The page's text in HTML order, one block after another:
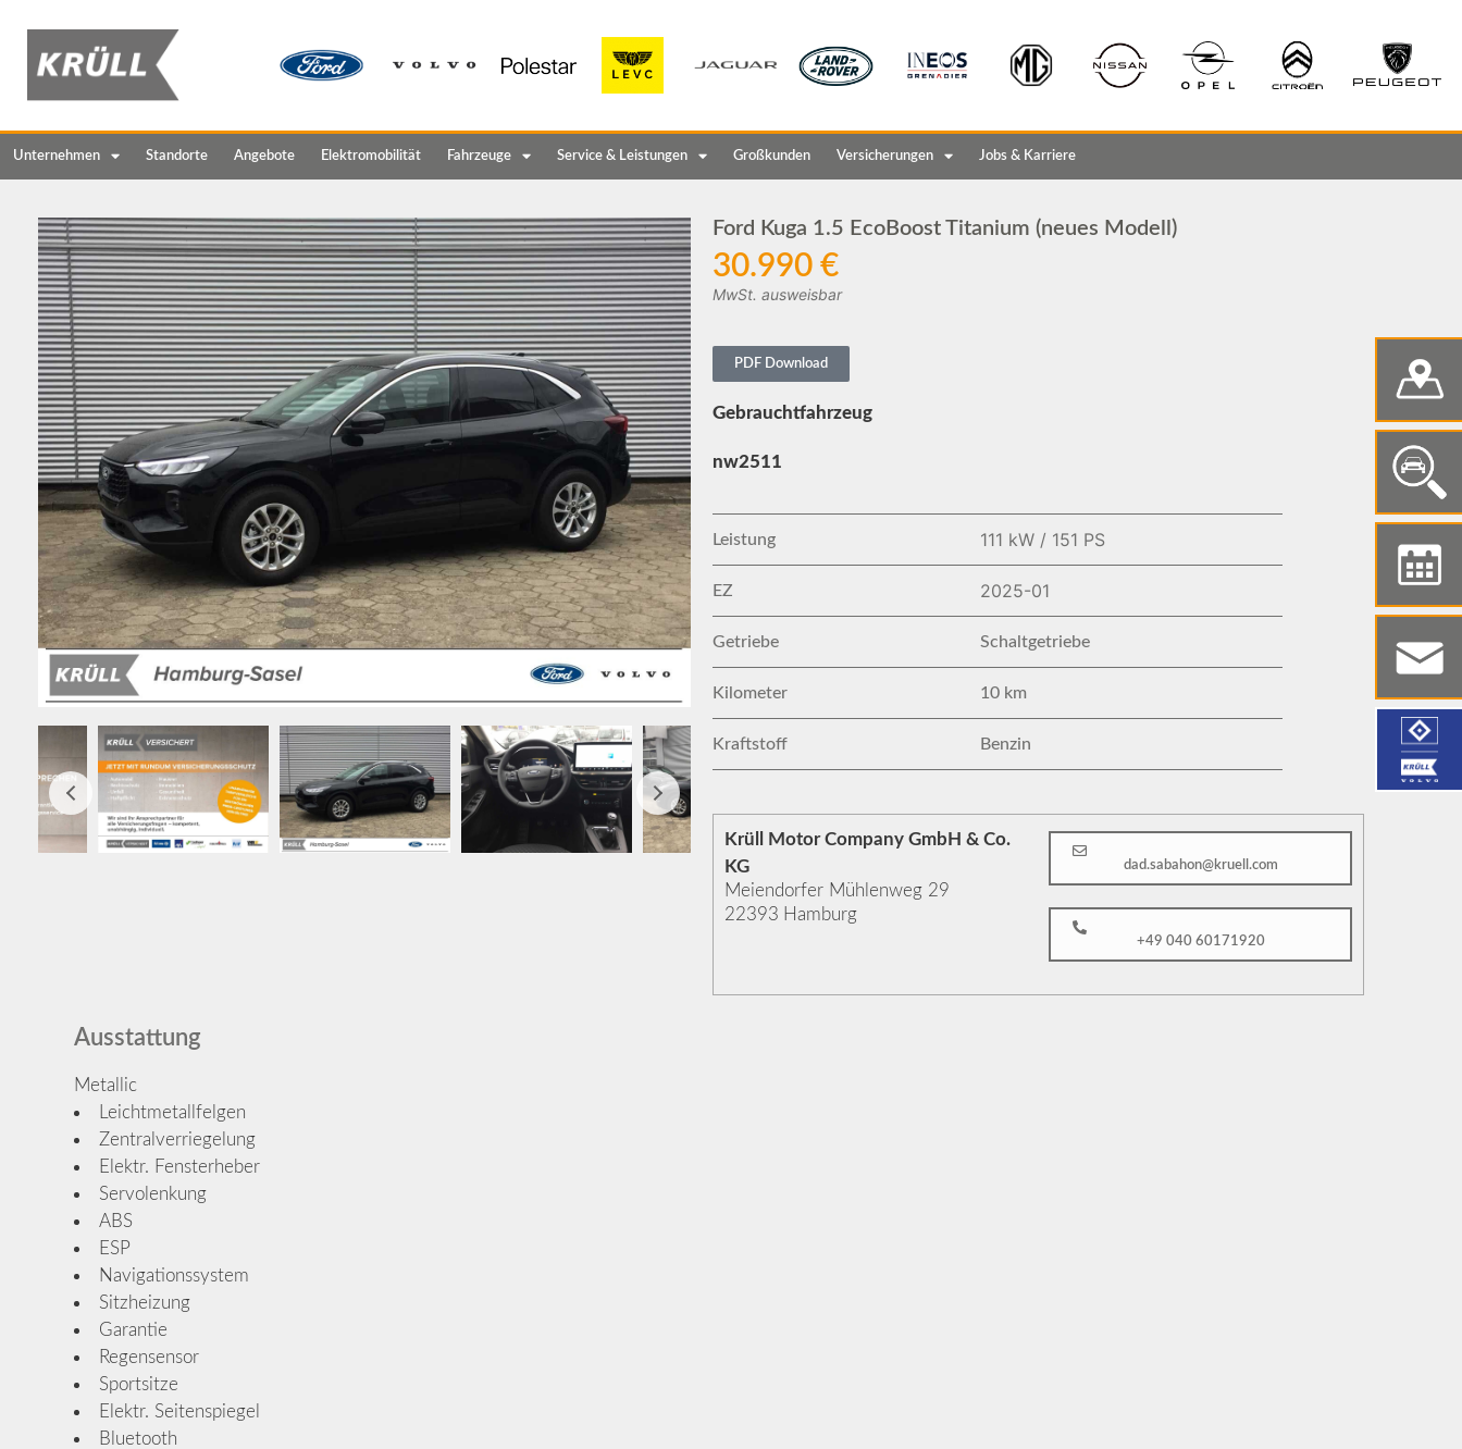
Unternehmen Standorte Angebote Elektromobilität Fahrzeuge Service & Leistungen Großkunden Versicherungen Jobs & Karriere
Ford Kuga 1.5 EcoBoost Titanium (neues Modell)
30.990 €
MwSt. ausweisbar
PDF Download
Gebrauchtfahrzeug
nw2511
Leistung 111 kW / 151 PS
EZ 2025-01
Getriebe Schaltgetriebe
Kilometer 10 km
Kraftstoff Benzin
Krüll Motor Company GmbH & Co.
KG
Meiendorfer Mühlenweg 29
22393 Hamburg
dad.sabahon@kruell.com
+49 040 60171920
Ausstattung
Metallic
Leichtmetallfelgen
Zentralverriegelung
Elektr. Fensterheber
Servolenkung
ABS
ESP
Navigationssystem
Sitzheizung
Garantie
Regensensor
Sportsitze
Elektr. Seitenspiegel
Bluetooth